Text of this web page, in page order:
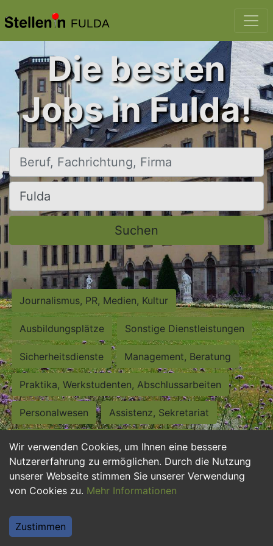
FULDA
Wir verwenden Cookies, um Ihnen eine bessere
Nutzererfahrung zu ermöglichen. Durch die Nutzung
unserer Webseite stimmen Sie unserer Verwendung
von Cookies zu. Mehr Informationen
Zustimmen
Die besten
Jobs in Fulda!
Beruf, Fachrichtung, Firma
Ort, Stadt
Suchen
Journalismus, PR, Medien, Kultur
Ausbildungsplätze Sonstige Dienstleistungen
Sicherheitsdienste Management, Beratung
Praktika, Werkstudenten, Abschlussarbeiten
Personalwesen Assistenz, Sekretariat
Hilfskräfte, Aushilfs- und Nebenjobs
Einkauf, Logistik, Materialwirtschaft
Weiterbildung, Studium, duale Ausbildung
Tourismus